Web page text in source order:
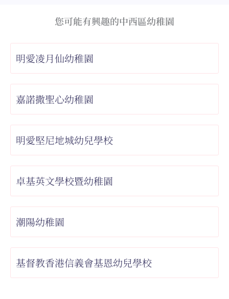
您可能有興趣的中西區幼稚園
明愛凌月仙幼稚園
嘉諾撒聖心幼稚園
明愛堅尼地城幼兒學校
卓基英文學校暨幼稚園
潮陽幼稚園
基督教香港信義會基恩幼兒學校